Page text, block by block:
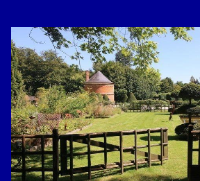
révèlent progressivement les différents
🌳 Une promenade guidée pour
jardin autrement, à comprendre ses
percevoir la poésie des paysages
📅 Samedi 7 juin et dimanche 8 juin
🕙 Deux visites guidées par jour